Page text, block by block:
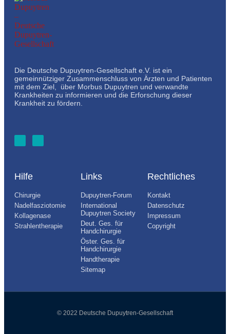
Die Deutsche Dupuytren-Gesellschaft e.V. ist ein
gemeinnütziger Zusammenschluss von Ärzten und Patienten
mit dem Ziel, über Morbus Dupuytren und verwandte
Krankheiten zu informieren und die Erforschung dieser
Krankheit zu fördern.
Hilfe
Chirurgie
Nadelfasziotomie
Kollagenase
Strahlentherapie
Links
Dupuytren-Forum
International
Dupuytren Society
Deut. Ges. für
Handchirurgie
Öster. Ges. für
Handchirurgie
Handtherapie
Sitemap
Rechtliches
Kontakt
Datenschutz
Impressum
Copyright
© 2022 Deutsche Dupuytren-Gesellschaft